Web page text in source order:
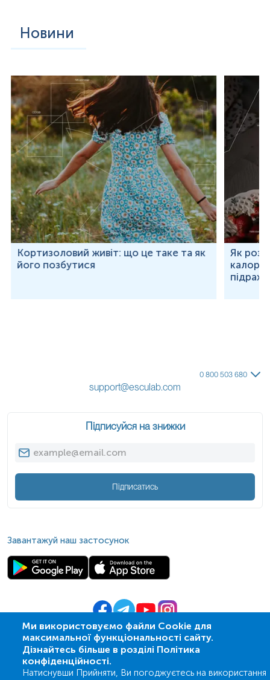
Новини
Кортизоловий живіт: що це таке та як
його позбутися
Як
Ми використовуємо файли Cookie для
максимальної функціональності сайту.
Дізнайтесь більше в розділі Політика
конфіденційності.
Натиснувши Прийняти, Ви погоджуєтесь на використання
0 800 503 680
support@esculab.com
Підписуйся на знижки
Підписатись
Завантажуй наш застосунок
© 2009- 2026 | ПСМЛ «Ескулаб»